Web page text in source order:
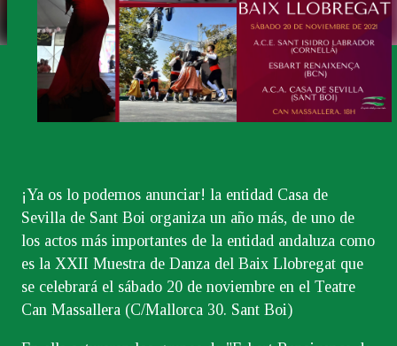
¡Ya os lo podemos anunciar! la entidad Casa de
Sevilla de Sant Boi organiza un año más, de uno de
los actos más importantes de la entidad andaluza como
es la XXII Muestra de Danza del Baix Llobregat que
se celebrará el sábado 20 de noviembre en el Teatre
Can Massallera (C/Mallorca 30. Sant Boi)